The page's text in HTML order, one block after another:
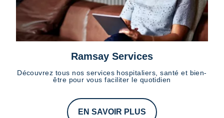
Ramsay Services
Découvrez tous nos services hospitaliers, santé et bien-
être pour vous faciliter le quotidien
EN SAVOIR PLUS